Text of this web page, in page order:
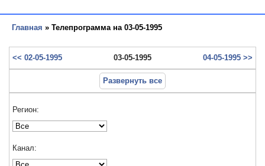
Главная » Телепрограмма на 03-05-1995
<< 02-05-1995 03-05-1995 04-05-1995 >>
Развернуть все
Регион:
Канал: